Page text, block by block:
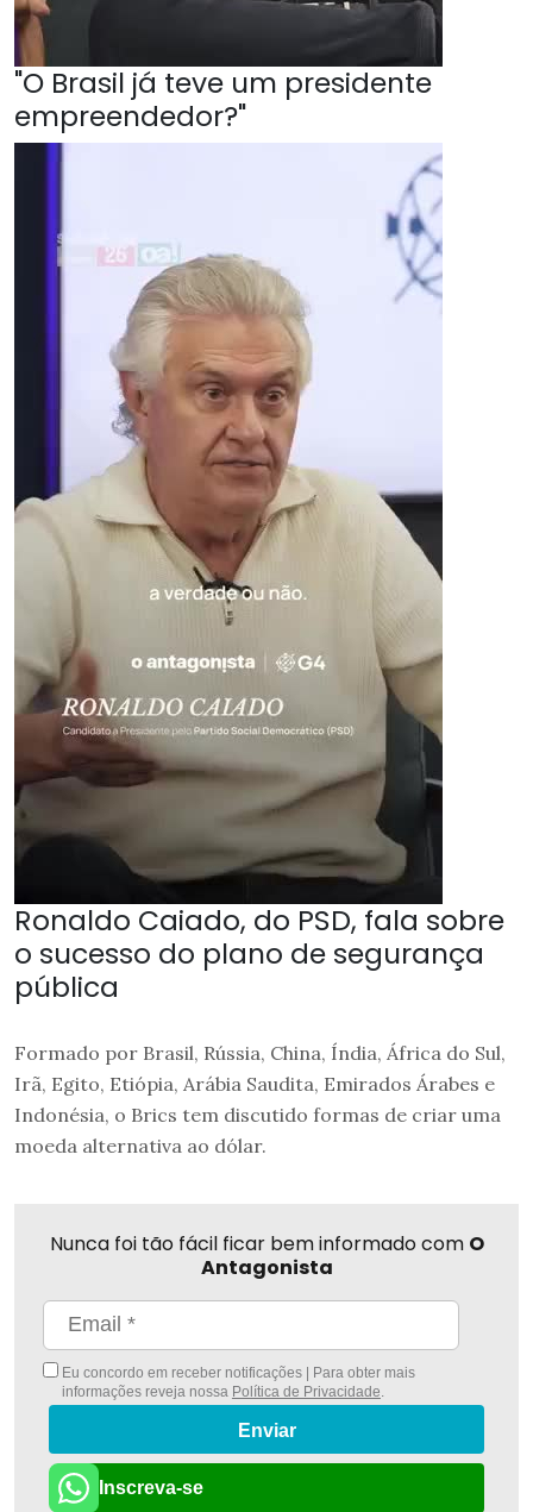
"O Brasil já teve um presidente
empreendedor?"
Ronaldo Caiado, do PSD, fala sobre
o sucesso do plano de segurança
pública
Formado por Brasil, Rússia, China, Índia, África do Sul,
Irã, Egito, Etiópia, Arábia Saudita, Emirados Árabes e
Indonésia, o Brics tem discutido formas de criar uma
moeda alternativa ao dólar.
Nunca foi tão fácil ficar bem informado com O
Antagonista
Eu concordo em receber notificações | Para obter mais
informações reveja nossa Política de Privacidade
Enviar
Inscreva-se